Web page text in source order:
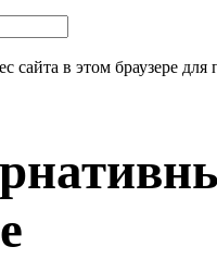
сайта в этом браузере